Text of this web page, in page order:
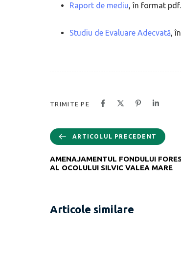
Raport de mediu, în format pdf.
Studiu de Evaluare Adecvată,
TRIMITE PE
ARTICOLUL PRECEDENT
AMENAJAMENTUL FONDULUI
AL OCOLULUI SILVIC VALEA MARE
Articole similare